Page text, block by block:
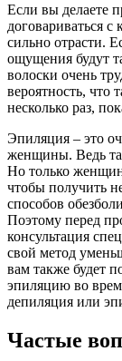
Если вы делаете
договариваться
сильно отрасти.
ощущения будут
волоски очень
вероятность, что
несколько раз,
Эпиляция – это
женщины. Ведь
Но только
чтобы получить
способов
Поэтому перед
консультация
свой метод
вам также будет
эпиляцию во
депиляция или
Частые